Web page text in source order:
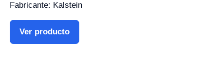
Fabricante: Kalstein
Ver producto